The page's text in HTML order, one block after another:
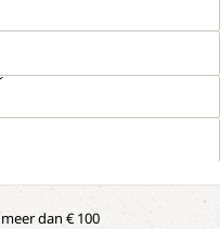
dan € 100